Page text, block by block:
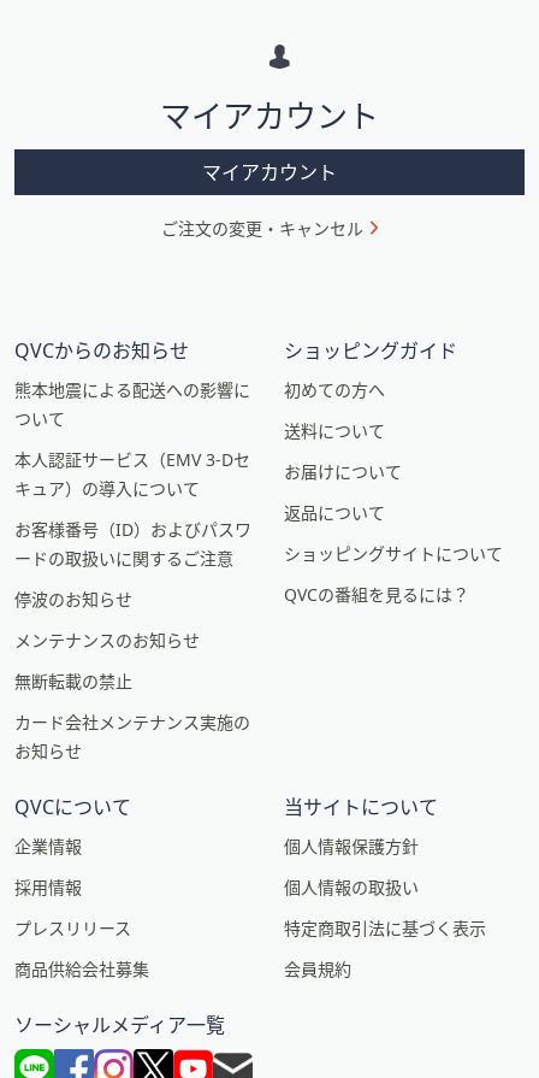
ン
マイアカウント
マイアカウント
ご注文の変更・キャンセル
QVCからのお知らせ
熊本地震による配送への影響に
ついて
本人認証サービス（EMV 3-Dセ
キュア）の導入について
お客様番号（ID）およびパスワ
ードの取扱いに関するご注意
停波のお知らせ
メンテナンスのお知らせ
無断転載の禁止
カード会社メンテナンス実施の
お知らせ
ショッピングガイド
初めての方へ
送料について
お届けについて
返品について
ショッピングサイトについて
QVCの番組を見るには？
QVCについて
企業情報
採用情報
プレスリリース
商品供給会社募集
当サイトについて
個人情報保護方針
個人情報の取扱い
特定商取引法に基づく表示
会員規約
ソーシャルメディア一覧